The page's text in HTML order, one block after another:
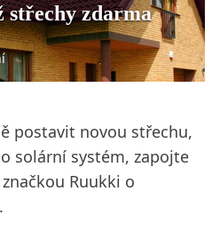
střechy zdarma
postavit novou střechu,
solární systém, zapojte
Ruukki o